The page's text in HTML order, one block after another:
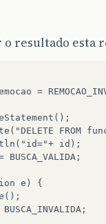
resultado esta